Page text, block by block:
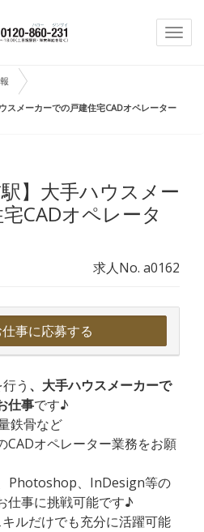
スメーカーでの戸建住宅CADオペレーター
駅】大手ハウスメー
CADオペレータ
求人No. a0162
事に応募する
う 、大手ハウスメーカーで
仕事です♪
鉄骨など
CADオペレーター業務をお願
Photoshop、InDesign等の
仕事に挑戦可能です♪
キルだけでも充分に活躍可能